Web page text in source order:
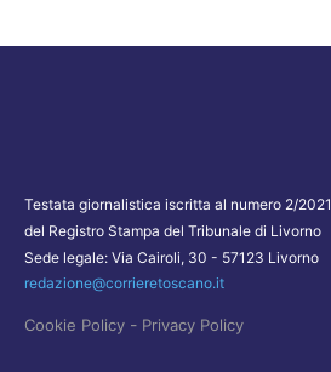
Testata giornalistica iscritta al numero 2/2021
del Registro Stampa del Tribunale di Livorno
Sede legale: Via Cairoli, 30 - 57123 Livorno
redazione@corrieretoscano.it
Cookie Policy - Privacy Policy